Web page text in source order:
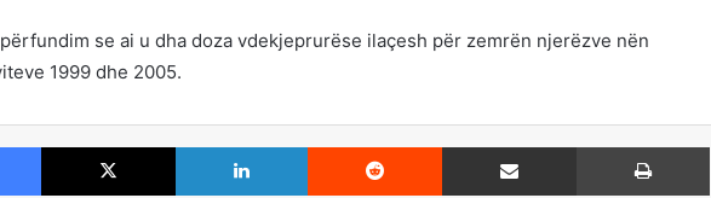
se ai u dha doza vdekjeprurëse ilaçesh për zemrën njerëzve nën
1999 dhe 2005.
Facebook X LinkedIn Reddit Share via Email